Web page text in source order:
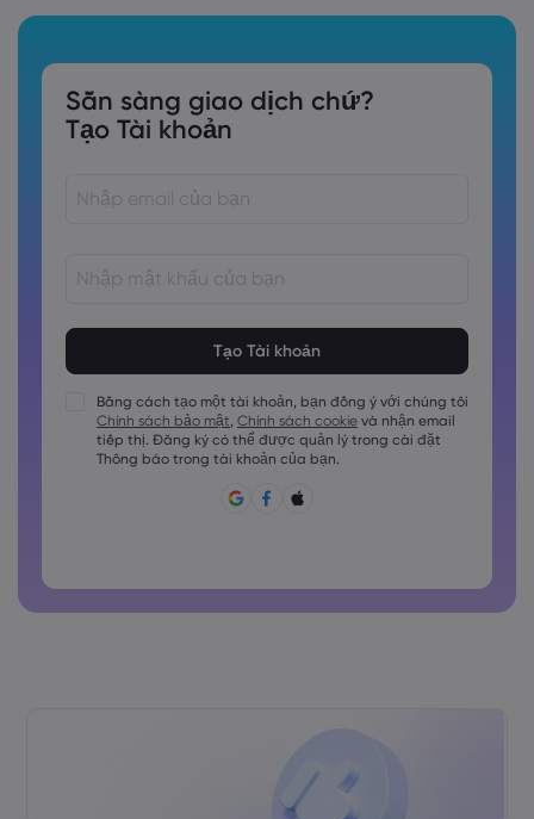
Sẵn sàng giao dịch chứ?
Tạo Tài khoản
Các mật khẩu phải chứa ít nhất 1 ký tự viết hoa
Các mật khẩu phải chứa ít nhất 1 ký tự viết thường
Mật khẩu phải chứa ~!@#£%^&amp;*()_-+=:;&lt;&gt;\{,\[]?,.
Bằng cách tạo một tài khoản, bạn đồng ý với chúng tôi
Chính sách bảo mật, Chính sách cookie và nhận email
tiếp thị. Đăng ký có thể được quản lý trong cài đặt
Thông báo trong tài khoản của bạn.